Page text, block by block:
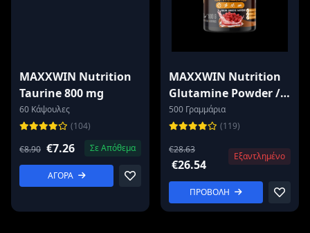
MAXXWIN Nutrition
Taurine 800 mg
60 Κάψουλες
(104)
€8.90 €7.26 Σε Απόθεμα
ΑΓΟΡΑ
MAXXWIN Nutrition
Glutamine Powder /
Fermented
500 Γραμμάρια
(119)
€28.63
€26.54
Εξαντλημένο
ΠΡΟΒΟΛΗ